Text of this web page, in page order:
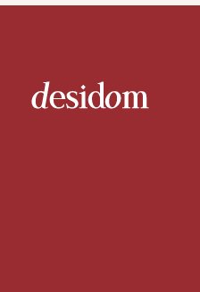
+7 (905) 208-46-36
телефон для связи